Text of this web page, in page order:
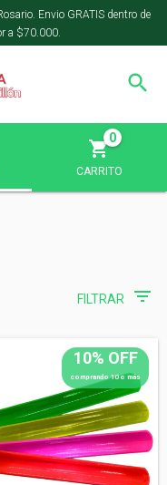
Envio GRATIS dentro de
a $70.000.
CARRITO
0
FILTRAR
10% OFF
comprando 10 o más